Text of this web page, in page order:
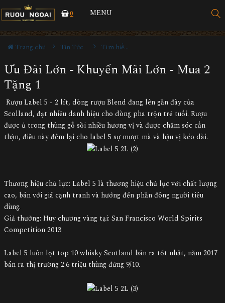
0 MENU
Trang chủ Tin Tức Tìm hiểu về rượu
Ưu Đãi Lớn - Khuyến Mãi Lớn - Mua 2
Tặng 1
Rượu Label 5 - 2 lít, dòng rượu Blend đang lên gần đây của
Scolland, đạt nhiều danh hiệu cho dòng pha trộn trẻ tuổi. Rượu
được ủ trong thùng gỗ sồi nhiều hương vị và được chăm sóc cẩn
thận, điều này đêm lại cho label 5 sự mượt mà và hậu vị kéo dài.
Thương hiệu chủ lực: Label 5 là thương hiệu chủ lục với chất lượng
cao, bán với giá cạnh tranh và hướng đến phần đông người tiêu
dùng.
Giả thưởng: Huy chương vàng tại: San Francisco World Spirits
Competition 2013
Label 5 luôn lọt top 10 whisky Scotland bán ra tốt nhất, năm 2017
bán ra thị trường 2.6 triệu thùng đứng 9/10.